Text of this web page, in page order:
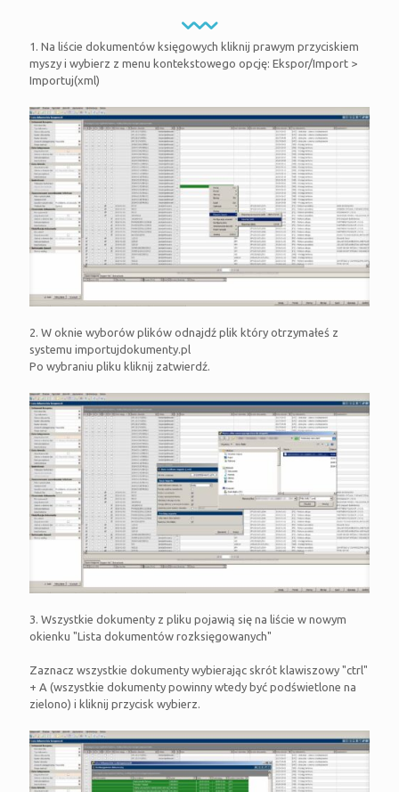
1. Na liście dokumentów księgowych kliknij prawym przyciskiem
myszy i wybierz z menu kontekstowego opcję: Ekspor/Import >
Importuj(xml)
2. W oknie wyborów plików odnajdź plik który otrzymałeś z
systemu importujdokumenty.pl
Po wybraniu pliku kliknij zatwierdź.
3. Wszystkie dokumenty z pliku pojawią się na liście w nowym
okienku "Lista dokumentów rozksięgowanych"
Zaznacz wszystkie dokumenty wybierając skrót klawiszowy "ctrl"
+ A (wszystkie dokumenty powinny wtedy być podświetlone na
zielono) i kliknij przycisk wybierz.